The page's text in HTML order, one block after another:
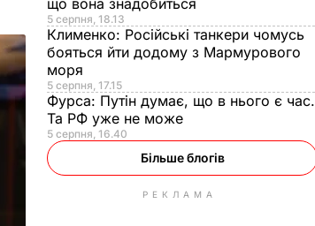
що вона знадобиться
5 серпня, 18.13
Клименко: Російські танкери чомусь
бояться йти додому з Мармурового
моря
5 серпня, 17.15
Фурса: Путін думає, що в нього є час.
Та РФ уже не може
5 серпня, 16.40
Більше блогів
РЕКЛАМА